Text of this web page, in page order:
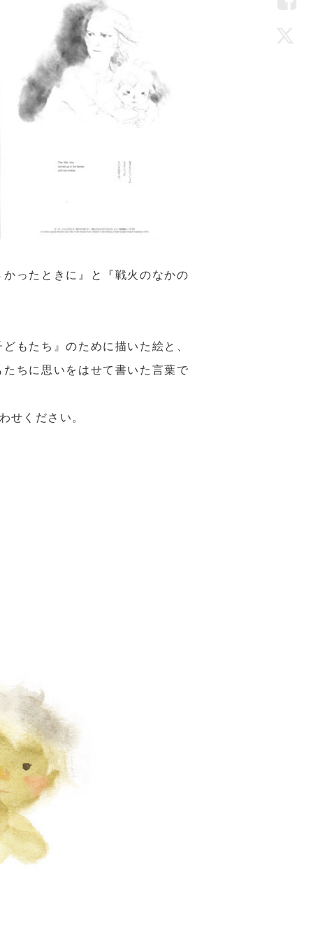
ったときに』と『戦火のなかの
もたち』のために描いた絵と、
ちに思いをはせて書いた言葉で
せください。